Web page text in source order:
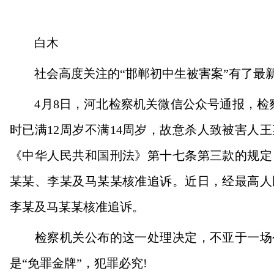
白木
社会高度关注的“邯郸初中生被害案”有了最
4月8日，河北检察机关微信公众号通报，检
时已满12周岁不满14周岁，故意杀人致被害人
《中华人民共和国刑法》第十七条第三款的规
某某、李某及马某某核准追诉。近日，经最高
李某及马某某核准追诉。
检察机关公布的这一处理决定，不亚于一场
是“免罪金牌”，犯罪必究!